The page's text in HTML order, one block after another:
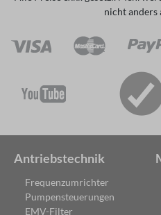
nicht anders
Antriebstechnik
Frequenzumrichter
Pumpensteuerungen
EMV-Filter